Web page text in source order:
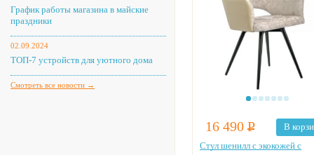
График работы магазина в майские
праздники
02.09.2024
ТОП-7 устройств для уютного дома
Смотреть все новости →
16 490 Р
В
Стул шенилл с экокожей с